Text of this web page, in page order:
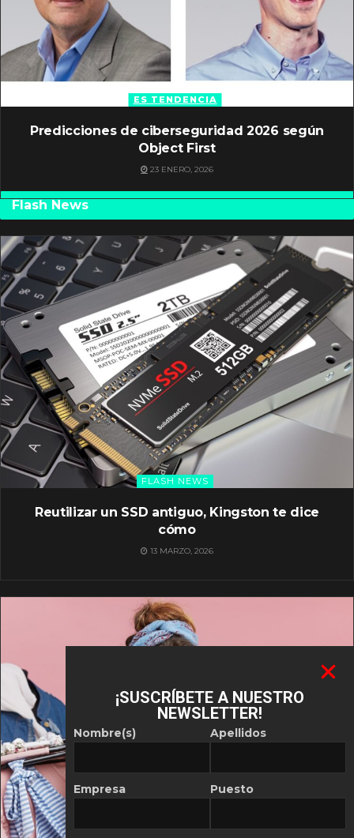
ES TENDENCIA
Predicciones de ciberseguridad 2026 según
Object First
23 ENERO, 2026
Flash News
FLASH NEWS
Reutilizar un SSD antiguo, Kingston te dice
cómo
13 MARZO, 2026
¡SUSCRÍBETE A NUESTRO
NEWSLETTER!
Nombre(s)
Empresa
Apellidos
Puesto